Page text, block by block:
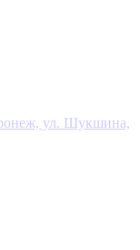
ул. Шукшина,